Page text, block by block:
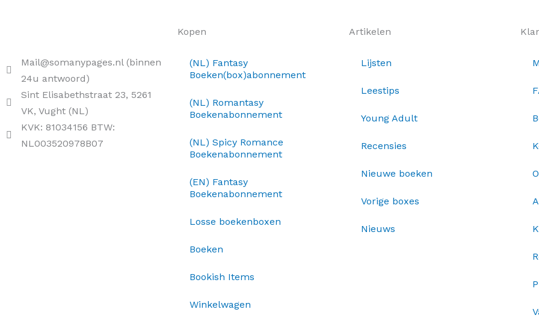
Mail@somanypages.nl (binnen
24u antwoord)
Sint Elisabethstraat 23, 5261
VK, Vught (NL)
KVK: 81034156 BTW:
NL003520978B07
Kopen
(NL) Fantasy
Boeken(box)abonnement
(NL) Romantasy
Boekenabonnement
(NL) Spicy Romance
Boekenabonnement
(EN) Fantasy
Boekenabonnement
Losse boekenboxen
Boeken
Bookish Items
Winkelwagen
Artikelen
Lijsten
Leestips
Young Adult
Recensies
Nieuwe boeken
Vorige boxes
Nieuws